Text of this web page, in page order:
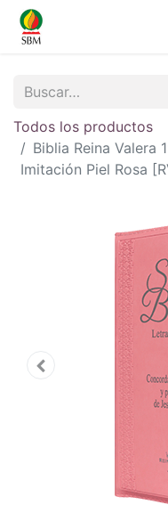
Todos los productos
Biblia Reina Valera
Imitación Piel Rosa